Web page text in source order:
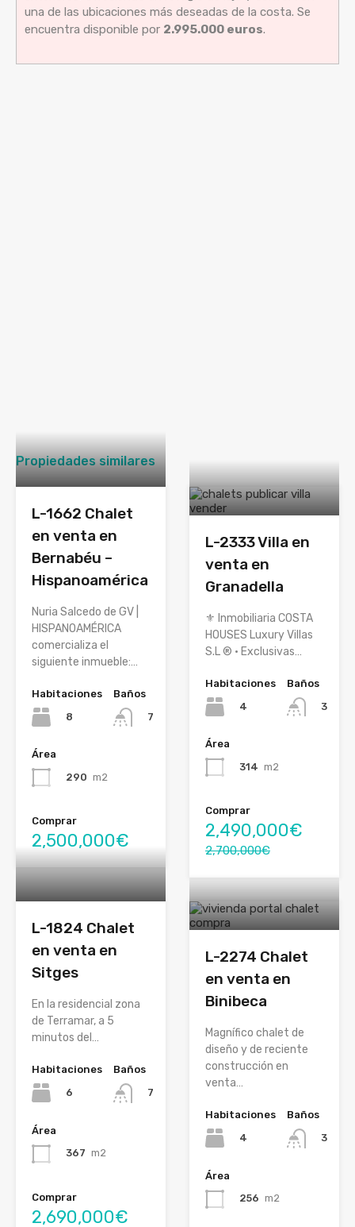
una de las ubicaciones más deseadas de la costa. Se
encuentra disponible por 2.995.000 euros.
Propiedades similares
L-1662 Chalet
en venta en
Bernabéu –
Hispanoamérica
Nuria Salcedo de GV |
HISPANOAMÉRICA
comercializa el
siguiente inmueble:…
Habitaciones
8
Baños
7
Área
290 m2
Comprar
2,500,000€
L-2333 Villa en
venta en
Granadella
⚜ Inmobiliaria COSTA
HOUSES Luxury Villas
S.L ® · Exclusivas…
Habitaciones
4
Baños
3
Área
314 m2
Comprar
2,490,000€
2,700,000€
L-1824 Chalet
en venta en
Sitges
En la residencial zona
de Terramar, a 5
minutos del…
Habitaciones
6
Baños
7
Área
367 m2
Comprar
2,690,000€
L-2274 Chalet
en venta en
Binibeca
Magnífico chalet de
diseño y de reciente
construcción en
venta…
Habitaciones
4
Baños
3
Área
256 m2